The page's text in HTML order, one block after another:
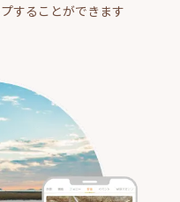
することができます